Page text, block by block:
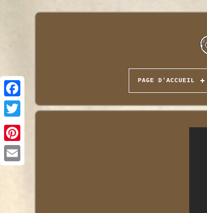
PAGE D'ACCUEIL